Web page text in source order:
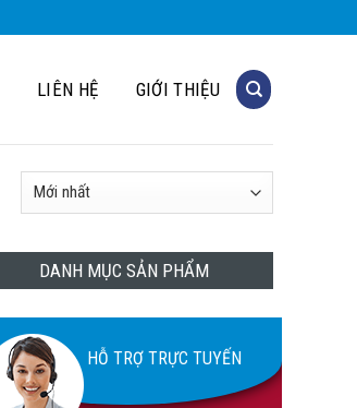
LIÊN HỆ GIỚI THIỆU
DANH MỤC SẢN PHẨM
HỖ TRỢ TRỰC TUYẾN